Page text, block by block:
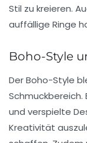
Stil zu kreieren.
auffällige Ringe
Boho-Style
DerBoho-Style
Schmuckbereich.
und verspielte
Kreativität